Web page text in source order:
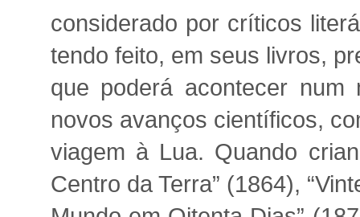
considerado por críticos
tendo feito, em seus livros,
que poderá acontecer
novos avanços científicos,
viagem à Lua. Quando
Centro da Terra” (1864),